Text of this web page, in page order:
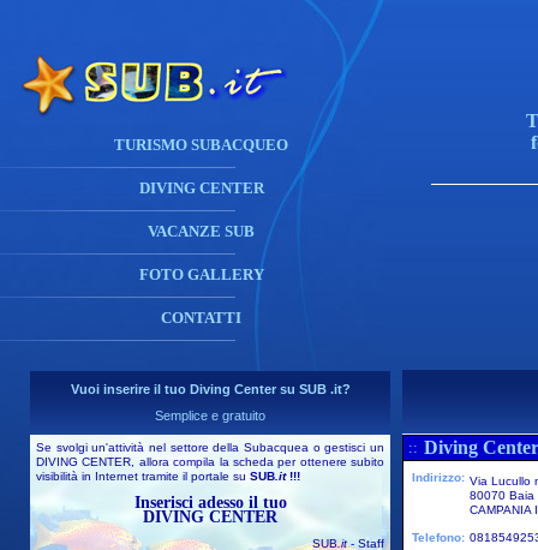
TURISMO SUBACQUEO
DIVING CENTER
VACANZE SUB
FOTO GALLERY
CONTATTI
Vuoi inserire il tuo Diving Center su SUB .it?
Semplice e gratuito
Se svolgi un'attività nel settore della Subacquea o gestisci un
DIVING CENTER, allora compila la scheda per ottenere subito
visibilità in Internet tramite il portale su SUB .it!!!
Inserisci adesso il tuo
DIVING CENTER
SUB.it- Staff
:: Diving
Indirizzo: Via Lucullo
80070 Baia
CAMPANIA
Telefono: